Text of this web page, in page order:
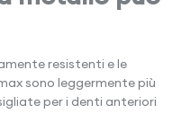
resistenti e le
sono leggermente più
per i denti anteriori